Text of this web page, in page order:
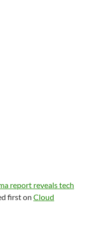
report reveals tech
first on Cloud